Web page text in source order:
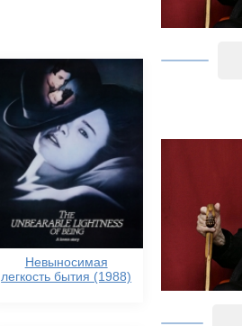
Невыносимая
легкость бытия (1988)